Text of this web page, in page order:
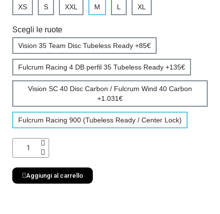
XS S XXL M L XL
Scegli le ruote
Vision 35 Team Disc Tubeless Ready +85€
Fulcrum Racing 4 DB perfil 35 Tubeless Ready +135€
Vision SC 40 Disc Carbon / Fulcrum Wind 40 Carbon
+1.031€
Fulcrum Racing 900 (Tubeless Ready / Center Lock)
Aggiungi al carrello